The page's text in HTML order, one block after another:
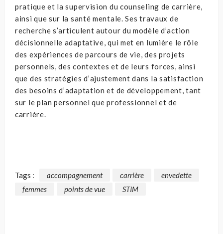
pratique et la supervision du counseling de carrière,
ainsi que sur la santé mentale. Ses travaux de
recherche s’articulent autour du modèle d’action
décisionnelle adaptative, qui met en lumière le rôle
des expériences de parcours de vie, des projets
personnels, des contextes et de leurs forces, ainsi
que des stratégies d’ajustement dans la satisfaction
des besoins d’adaptation et de développement, tant
sur le plan personnel que professionnel et de
carrière.
Tags : accompagnement carrière
envedette
femmes
points de vue STIM